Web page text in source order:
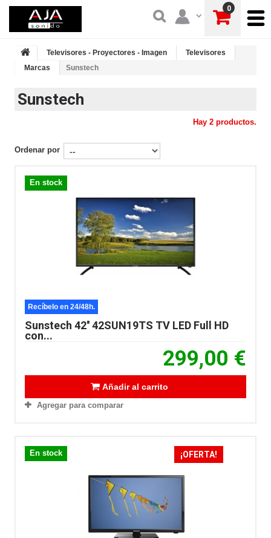
0
Televisores - Proyectores - Imagen
Televisores
Marcas
Sunstech
Sunstech
Hay 2 productos.
Ordenar por
En stock
Recíbelo en 24/48h.
Sunstech 42'' 42SUN19TS TV LED Full HD
con...
299,00 €
Añadir al carrito
Agregar para comparar
En stock ¡OFERTA!